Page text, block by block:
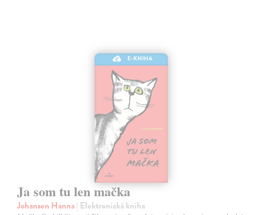
E-KNIHA
Ja som tu len mačka
Johansen Hanna| Elektronická kniha